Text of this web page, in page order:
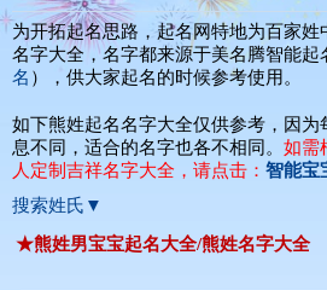
为开拓起名思路，起名网特地为百家
名字大全，名字都来源于美名腾智能起
名 ），供大家起名的时候参考使用。
如下熊姓起名名字大全仅供参考，因
息不同，适合的名字也各不相同。 如需
人定制吉祥名字大全，请点击： 智能宝
搜索姓氏▼
★熊姓男宝宝起名大全/熊姓名字大全